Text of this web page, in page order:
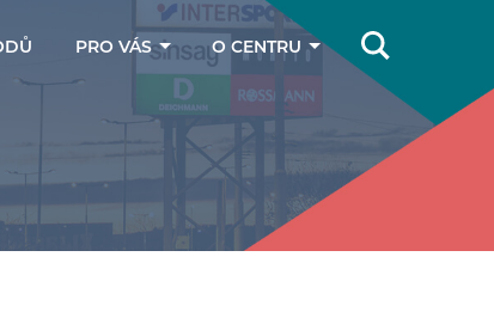
PRO VÁS
Dárkové poukazy
O CENTRU
Jak se k nám
dostanete
Kontakty